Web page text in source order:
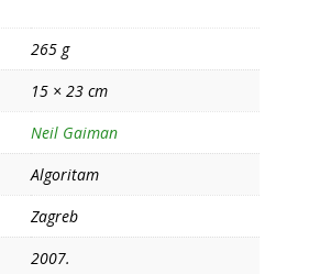
265 g
15 × 23 cm
Neil Gaiman
Algoritam
Zagreb
2007.